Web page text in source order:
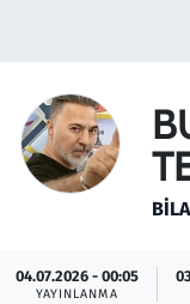
04.07.2026 - 00:05
YAYINLANMA
Haber
Kültür Sanat
Lezzet